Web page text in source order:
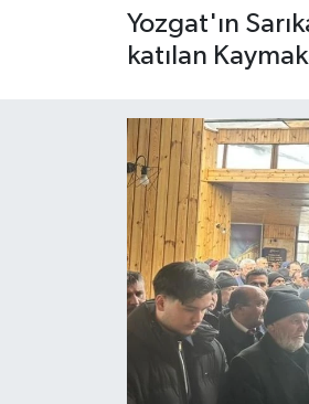
Yozgat'ın
katılan